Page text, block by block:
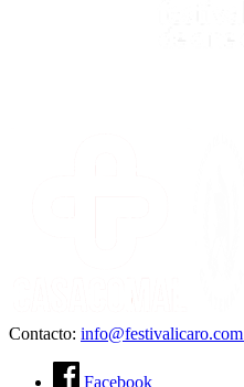
Contacto: info@festivalicaro.com
Facebook